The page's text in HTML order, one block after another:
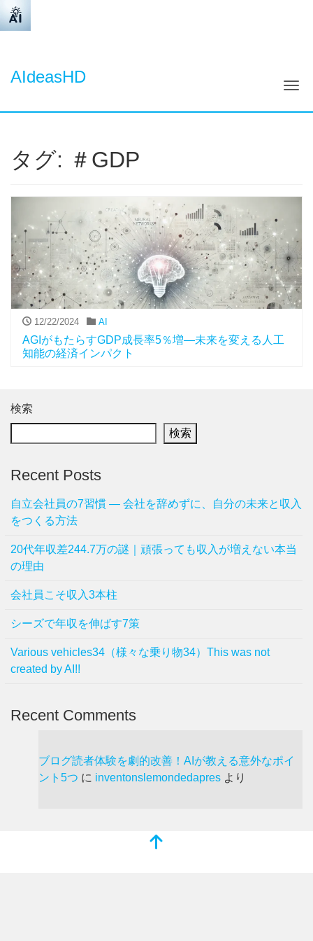
AIdeasHD
ナ
タグ: ＃GDP
12/22/2024 AI
AGIがもたらすGDP成長率5％増—未来を変える人工
知能の経済インパクト
検索
検索
Recent Posts
自立会社員の7習慣 ― 会社を辞めずに、自分の未来と収入
をつくる方法
20代年収差244.7万の謎｜頑張っても収入が増えない本当
の理由
会社員こそ収入3本柱
シーズで年収を伸ばす7策
Various vehicles34（様々な乗り物34）This was not
created by AI!!
Recent Comments
ブログ読者体験を劇的改善！AIが教える意外なポイ
ント5つ に inventonslemondedapres より